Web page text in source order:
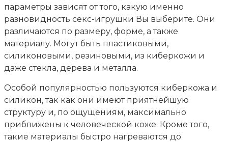
параметры зависят от того, какую именно
разновидность секс-игрушки Вы выберите. Они
различаются по размеру, форме, а также
материалу. Могут быть пластиковыми,
силиконовыми, резиновыми, из киберкожи и
даже стекла, дерева и металла.
Особой популярностью пользуются киберкожа и
силикон, так как они имеют приятнейшую
структуру и, по ощущениям, максимально
приближены к человеческой коже. Кроме того,
такие материалы быстро нагреваются до